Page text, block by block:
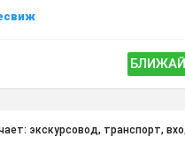
экскурсовод, транспорт,